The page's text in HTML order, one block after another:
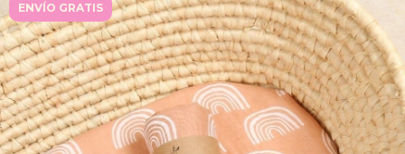
ENVÍO GRATIS